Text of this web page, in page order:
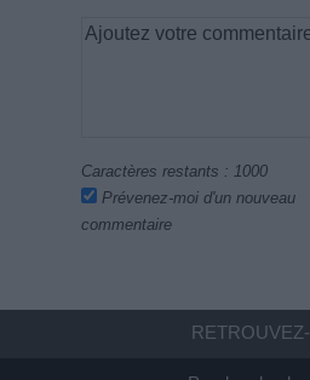
Caractères restants : 1000
Prévenez-moi d'un nouveau
commentaire